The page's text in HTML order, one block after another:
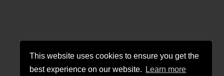
This website uses cookies to ensure you get the
best experience on our website.
Learn more